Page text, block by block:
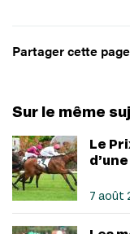
Partager cette
Sur le même
Le
7 août